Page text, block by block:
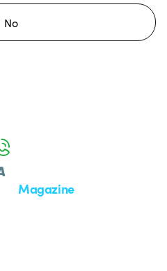
No
Magazine